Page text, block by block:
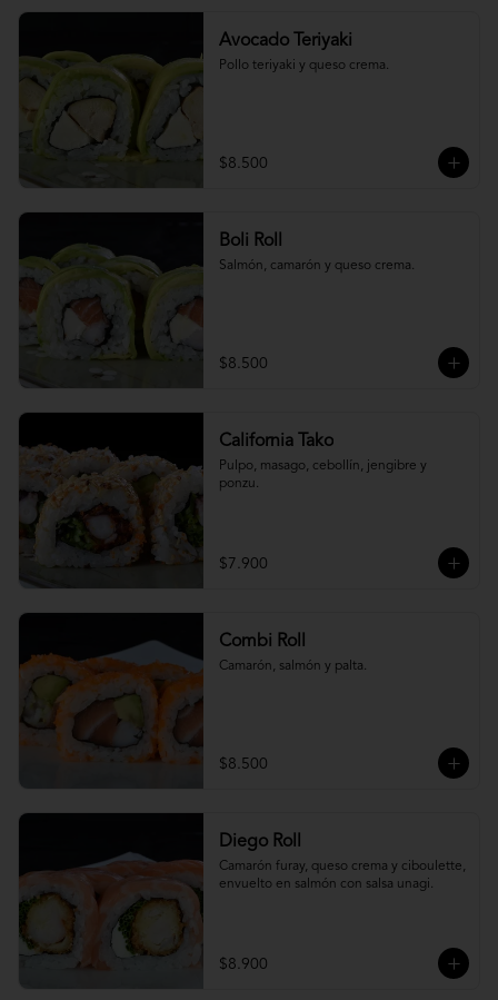
Avocado Teriyaki
Pollo teriyaki y queso crema.
$8.500
Boli Roll
Salmón, camarón y queso crema.
$8.500
California Tako
Pulpo, masago, cebollín, jengibre y
ponzu.
$7.900
Combi Roll
Camarón, salmón y palta.
$8.500
Diego Roll
Camarón furay, queso crema y ciboulette,
envuelto en salmón con salsa unagi.
$8.900